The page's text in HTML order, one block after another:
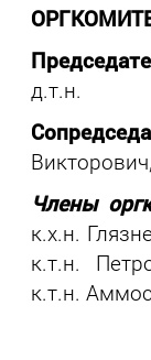
д.т.н.
Члены
к.х.н.
к.т.н.
к.т.н.